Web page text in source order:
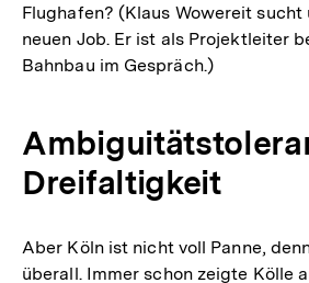
Flughafen? (Klaus Wowereit sucht
neuen Job. Er ist als Projektleiter
Bahnbau im Gespräch.)
Dreifaltigkeit
Aber Köln ist nicht voll Panne,
überall. Immer schon zeigte Kölle